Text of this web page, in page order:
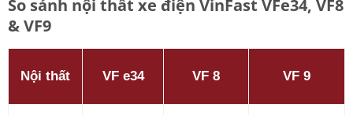
So sánh nội thất xe điện VinFast VFe34, VF8
& VF9
Nội thất VF e34 VF 8 VF 9